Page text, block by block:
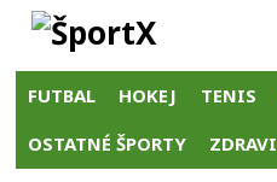
FUTBAL HOKEJ TENIS
OSTATNÉ ŠPORTY